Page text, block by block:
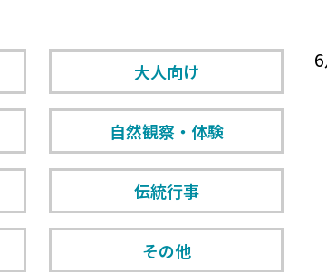
大人向け
自然観察・体験
伝統行事
その他